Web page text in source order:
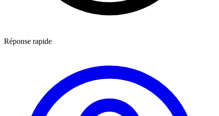
Réponse rapide